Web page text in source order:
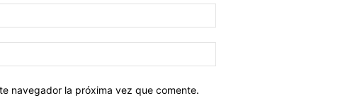
electrónico:*
web:
navegador la próxima vez que comente.